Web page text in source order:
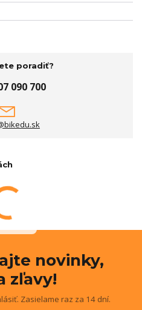
poradiť?
090 700
novinky,
zľavy!
Zasielame raz za 14 dní.